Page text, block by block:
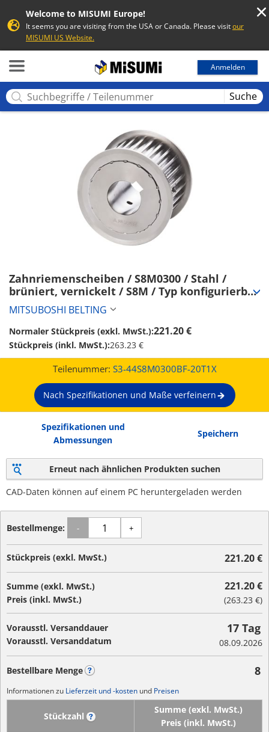
Welcome to MISUMI Europe!
It seems you are visiting from the USA or Canada. Please visitour
MISUMI US Website.
Anmelden
Suche
Zahnriemenscheiben / S8M0300 / Stahl /
brüniert, vernickelt / S8M / Typ konfigurierbar
/ Bordscheibe wählbar / konfigurierbar (S3-
44S8M0300BF-20T1X)
MITSUBOSHI BELTING
Normaler Stückpreis (exkl. MwSt.):221.20 €
Stückpreis (inkl. MwSt.):263.23 €
Teilenummer: S3-44S8M0300BF-20T1X
Nach Spezifikationen und Maße verfeinern
Spezifikationen und
Abmessungen
Speichern
Erneut nach ähnlichen Produkten suchen
CAD-Daten können auf einem PC heruntergeladen werden
Bestellmenge: - +
Stückpreis (exkl. MwSt.) 221.20 €
Summe (exkl. MwSt.)
Preis (inkl. MwSt.)
221.20 €
(263.23 €)
Vorausstl. Versanddauer
Vorausstl. Versanddatum
17 Tag
08.09.2026
Bestellbare Menge 8
Informationen zu Lieferzeit und -kosten und Preisen
Stückzahl
Summe (exkl. MwSt.)
Preis (inkl. MwSt.)